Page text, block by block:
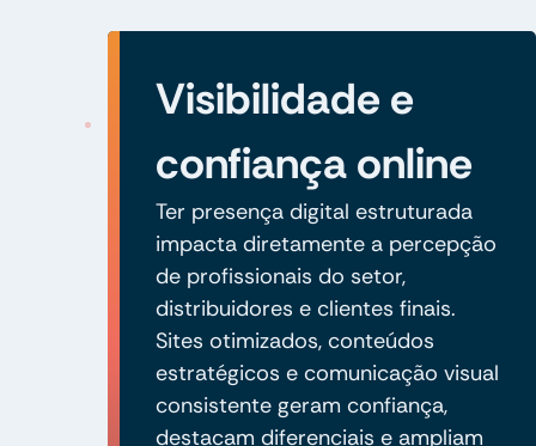
Visibilidade e
confiança online
Ter presença digital estruturada
impacta diretamente a percepção
de profissionais do setor,
distribuidores e clientes finais.
Sites otimizados, conteúdos
estratégicos e comunicação visual
consistente geram confiança,
destacam diferenciais e ampliam